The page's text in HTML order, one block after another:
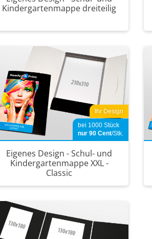
Kindergartenmappe dreiteilig
Ihr Design
bei 1000 Stück
nur 90 Cent/Stk.
Eigenes Design - Schul- und
Kindergartenmappe XXL -
Classic